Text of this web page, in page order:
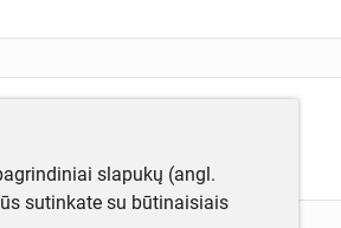
slapukų (angl.
sutinkate su būtinaisiais